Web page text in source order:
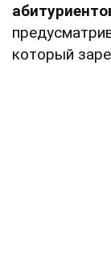
который